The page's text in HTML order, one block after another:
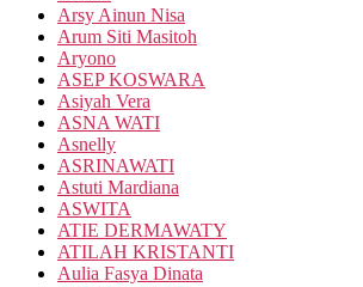
Arsy Ainun Nisa
Arum Siti Masitoh
Aryono
ASEP KOSWARA
Asiyah Vera
ASNA WATI
Asnelly
ASRINAWATI
Astuti Mardiana
ASWITA
ATIE DERMAWATY
ATILAH KRISTANTI
Aulia Fasya Dinata